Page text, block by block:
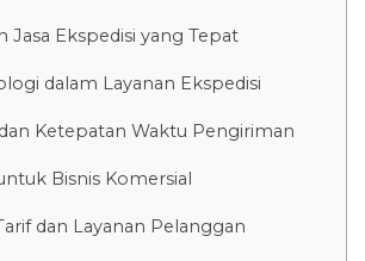
Jasa Ekspedisi yang Tepat
dalam Layanan Ekspedisi
Ketepatan Waktu Pengiriman
Bisnis Komersial
dan Layanan Pelanggan